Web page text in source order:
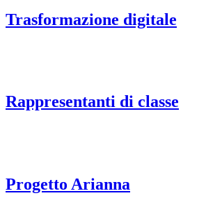
Trasformazione digitale
Rappresentanti di classe
Progetto Arianna